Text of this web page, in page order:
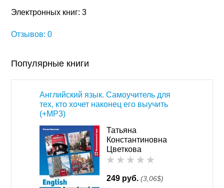
Электронных книг: 3
Отзывов: 0
Популярные книги
Английский язык. Самоучитель для
тех, кто хочет наконец его выучить
(+MP3)
Татьяна
Константиновна
Цветкова
249 руб. (3,06$)